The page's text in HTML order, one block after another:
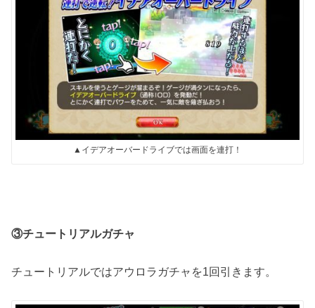
▲イデアオーバードライブでは画面を連打！
③チュートリアルガチャ
チュートリアルではアウロラガチャを1回引きます。